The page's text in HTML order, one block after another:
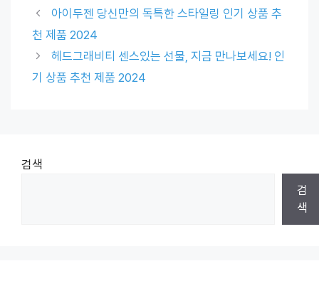
아이두젠 당신만의 독특한 스타일링 인기 상품 추
천 제품 2024
헤드그래비티 센스있는 선물, 지금 만나보세요! 인
기 상품 추천 제품 2024
검색
검
색